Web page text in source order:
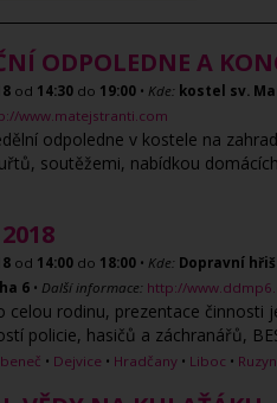
ODPOLEDNE A
od 14:30 do 19:00 • Kde: kostel sv.
www.matejstranti.com
odpoledne v kostele na
soutěžemi, nabídkou
od 14:00 do 18:00 • Kde: Dopravní
6 • Další informace: http://
celou rodinu, prezentace činnosti
policie, hasičů a záchranářů,
• Dejvice • Hradčany • Liboc •